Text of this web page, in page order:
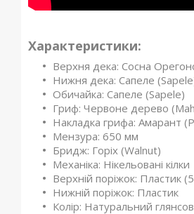
Характеристики:
Верхня дека: Сосна
Нижня дека: Сапеле
Обичайка: Сапеле (Sapele)
Гриф: Червоне дерево
Накладка грифа: Амарант
Мензура: 650 мм
Бридж: Горіх (Walnut)
Механіка: Нікельовані кілки
Верхній поріжок: Пластик
Нижній поріжок: Пластик
Колір: Натуральний